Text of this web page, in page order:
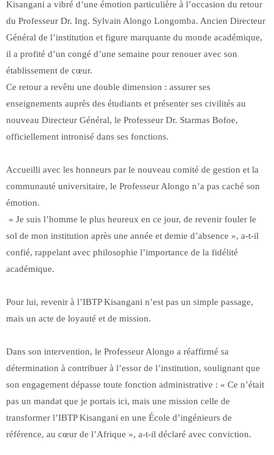
Kisangani a vibré d’une émotion particulière à l’occasion du retour
du Professeur Dr. Ing. Sylvain Alongo Longomba. Ancien Directeur
Général de l’institution et figure marquante du monde académique,
il a profité d’un congé d’une semaine pour renouer avec son
établissement de cœur.
Ce retour a revêtu une double dimension : assurer ses
enseignements auprès des étudiants et présenter ses civilités au
nouveau Directeur Général, le Professeur Dr. Starmas Bofoe,
officiellement intronisé dans ses fonctions.
Accueilli avec les honneurs par le nouveau comité de gestion et la
communauté universitaire, le Professeur Alongo n’a pas caché son
émotion.
« Je suis l’homme le plus heureux en ce jour, de revenir fouler le
sol de mon institution après une année et demie d’absence », a-t-il
confié, rappelant avec philosophie l’importance de la fidélité
académique.
Pour lui, revenir à l’IBTP Kisangani n’est pas un simple passage,
mais un acte de loyauté et de mission.
Dans son intervention, le Professeur Alongo a réaffirmé sa
détermination à contribuer à l’essor de l’institution, soulignant que
son engagement dépasse toute fonction administrative : « Ce n’était
pas un mandat que je portais ici, mais une mission celle de
transformer l’IBTP Kisangani en une École d’ingénieurs de
référence, au cœur de l’Afrique », a-t-il déclaré avec conviction.